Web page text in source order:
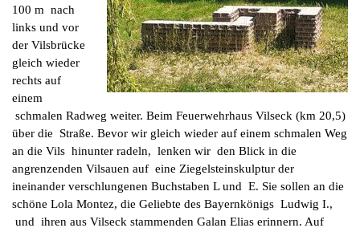
100 m nach
links und vor
der Vilsbrücke
gleich wieder
rechts auf
einem
schmalen Radweg weiter. Beim Feuerwehrhaus Vilseck (km 20,5)
über die Straße. Bevor wir gleich wieder auf einem schmalen Weg
an die Vils hinunter radeln, lenken wir den Blick in die
angrenzenden Vilsauen auf eine Ziegelsteinskulptur der
ineinander verschlungenen Buchstaben L und E. Sie sollen an die
schöne Lola Montez, die Geliebte des Bayernkönigs Ludwig I.,
und ihren aus Vilseck stammenden Galan Elias erinnern. Auf